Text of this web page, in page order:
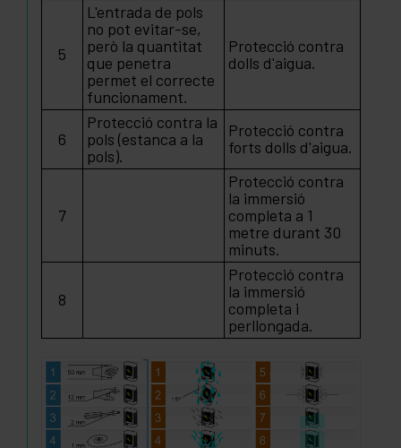
5
L'entrada de pols
no pot evitar-se,
però la quantitat
que penetra
permet el correcte
funcionament.
Protecció contra
dolls d'aigua.
6
Protecció contra la
pols (estanca a la
pols).
Protecció contra
forts dolls d'aigua.
7
Protecció contra
la immersió
completa a 1
metre durant 30
minuts.
8
Protecció contra
la immersió
completa i
perllongada.